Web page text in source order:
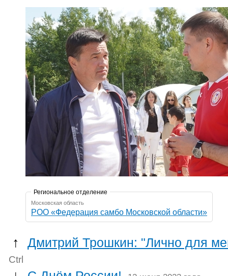
Региональное отделение
Московская область
РОО «Федерация самбо Московской области»
↑ Дмитрий Трошкин: "Лично для
Ctrl